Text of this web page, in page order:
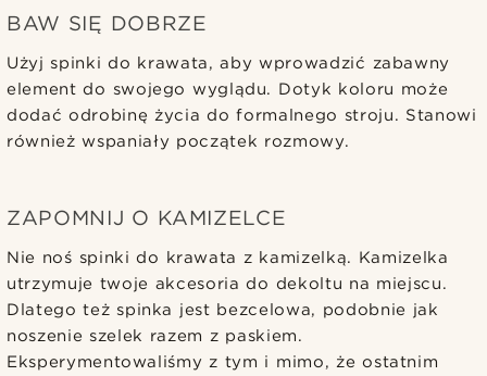
BAW SIĘ DOBRZE
Użyj spinki do krawata, aby wprowadzić zabawny
element do swojego wyglądu. Dotyk koloru może
dodać odrobinę życia do formalnego stroju. Stanowi
również wspaniały początek rozmowy.
ZAPOMNIJ O KAMIZELCE
Nie noś spinki do krawata z kamizelką. Kamizelka
utrzymuje twoje akcesoria do dekoltu na miejscu.
Dlatego też spinka jest bezcelowa, podobnie jak
noszenie szelek razem z paskiem.
Eksperymentowaliśmy z tym i mimo, że ostatnim